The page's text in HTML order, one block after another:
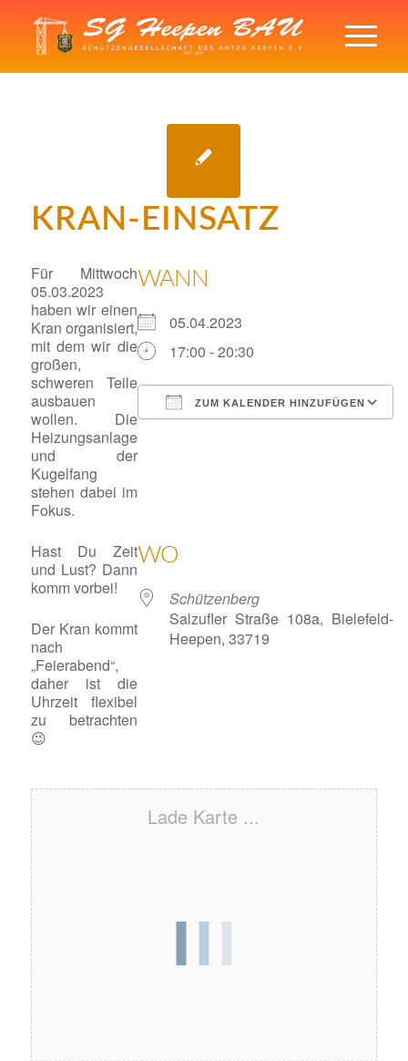
KRAN-EINSATZ
Für Mittwoch
05.03.2023
haben wir einen
Kran organisiert,
mit dem wir die
großen,
schweren Teile
ausbauen
wollen. Die
Heizungsanlage
und der
Kugelfang
stehen dabei im
Fokus.
Hast Du Zeit
und Lust? Dann
komm vorbei!
Der Kran kommt
nach
„Feierabend“,
daher ist die
Uhrzeit flexibel
zu betrachten
😉
WANN
05.04.2023
17:00 - 20:30
ZUM KALENDER HINZUFÜGEN
WO
Schützenberg
Salzufler Straße 108a, Bielefeld-
Heepen, 33719
Lade Karte ...